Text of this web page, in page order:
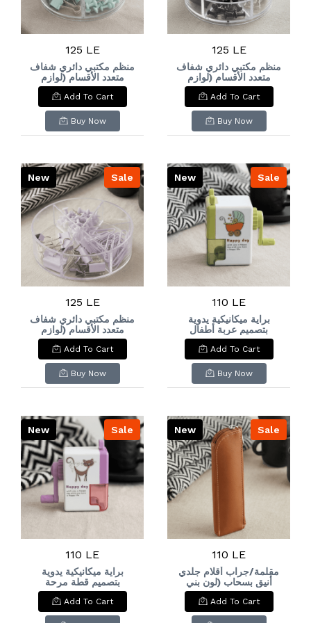
125 LE
منظم مكتبي دائري شفاف
متعدد الأقسام (لوازم
مكتبية بلون النعناع) Clear
Circular Desk
Organizer with
Multiple
Compartments (Mint
Add To Cart
Buy Now
125 LE
منظم مكتبي دائري شفاف
متعدد الأقسام (لوازم
مكتبية بلون النعناع) Clear
Circular Desk
Organizer with
Multiple
Compartments (Mint
Add To Cart
Buy Now
Sale
New
125 LE
منظم مكتبي دائري شفاف
متعدد الأقسام (لوازم
مكتبية باللون البنفسجي
الفاتح) Clear Circular
Desk Organizer with
Multiple
Compartments (Light
Add To Cart
Buy Now
Sale
New
110 LE
براية ميكانيكية يدوية
بتصميم عربة أطفال
Manual Mechanical
Pencil Sharpener
with Baby Stroller
Design
Add To Cart
Buy Now
Sale
New
110 LE
براية ميكانيكية يدوية
بتصميم قطة مرحة
Manual Mechanical
Pencil Sharpener
with Playful Cat
Add To Cart
Sale
New
110 LE
مقلمة/جراب أقلام جلدي
أنيق بسحاب (لون بني
جملي) Elegant
Leather Zippered
Pen Case/Pouch
Add To Cart